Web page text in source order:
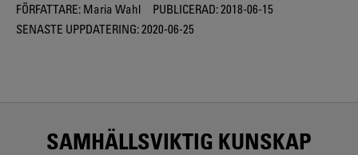
FÖRFATTARE: Maria Wahl PUBLICERAD:2018-06-15
SENASTE UPPDATERING:2020-06-25
SAMHÄLLSVIKTIG KUNSKAP